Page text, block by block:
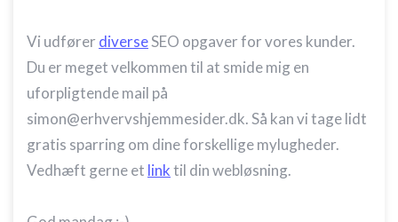
Vi udfører diverseSEO opgaver for vores kunder.
Du er meget velkommen til at smide mig en
uforpligtende mail på
simon@erhvervshjemmesider.dk. Så kan vi tage lidt
gratis sparring om dine forskellige mylugheder.
Vedhæft gerne et linktil din webløsning.